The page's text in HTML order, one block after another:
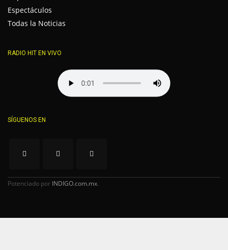
Espectáculos
Todas la Noticias
RADIO HIT EN VIVO
SÍGUENOS EN
Potenciado por INDIGO.com.mx.